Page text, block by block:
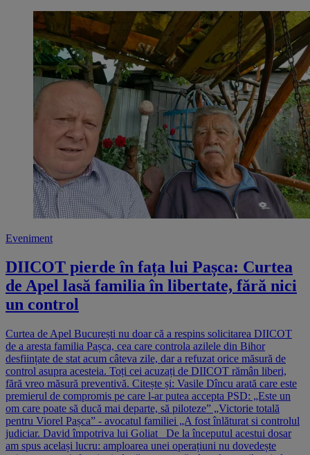
Eveniment
DIICOT pierde în fața lui Pașca: Curtea
de Apel lasă familia în libertate, fără nici
un control
Curtea de Apel București nu doar că a respins solicitarea DIICOT
de a aresta familia Pașca, cea care controla azilele din Bihor
desființate de stat acum câteva zile, dar a refuzat orice măsură de
control asupra acesteia. Toți cei acuzați de DIICOT rămân liberi,
fără vreo măsură preventivă. Citește și: Vasile Dîncu arată care este
premierul de compromis pe care l-ar putea accepta PSD: „Este un
om care poate să ducă mai departe, să piloteze” „Victorie totală
pentru Viorel Pașca” - avocatul familiei „A fost înlăturat si controlul
judiciar. David împotriva lui Goliat De la începutul acestui dosar
am spus același lucru: amploarea unei operațiuni nu dovedește